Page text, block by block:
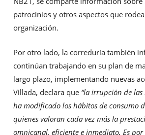
patrocinios y otros aspectos que
organización.
Por otro lado, la correduría también
continúan trabajando en su plan de
largo plazo, implementando nuevas
Villada, declara que “la irrupción de las
ha modificado los hábitos de consumo
quienes valoran cada vez más la
omnicanal, eficiente e inmediato. Es por